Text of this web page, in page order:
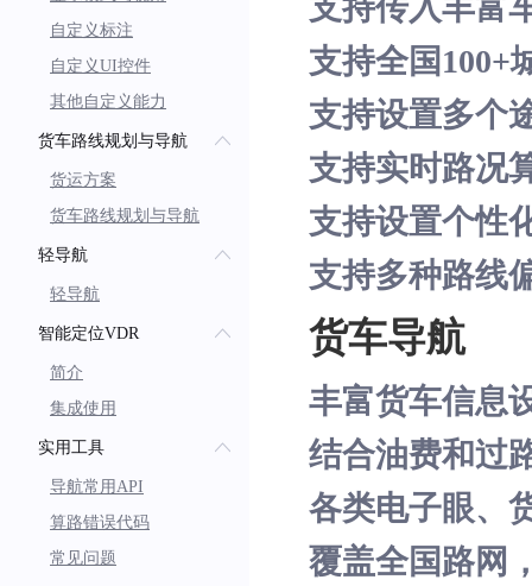
自定义标注
自定义UI控件
其他自定义能力
货车路线规划与导航
货运方案
货车路线规划与导航
轻导航
轻导航
智能定位VDR
简介
集成使用
实用工具
导航常用API
算路错误代码
常见问题
支持全国100+
支持设置多个
支持实时路况
支持设置个性
支持多种路线
货车导航
丰富货车信息
结合油费和过
各类电子眼、
覆盖全国路网